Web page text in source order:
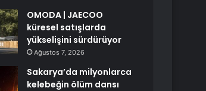
OMODA | JAECOO
küresel satışlarda
yükselişini sürdürüyor
Ağustos 7, 2026
Sakarya’da milyonlarca
kelebeğin ölüm dansı